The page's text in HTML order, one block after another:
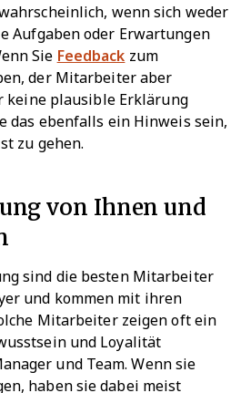
wenn sich weder
Aufgaben oder Erwartungen
Sie Feedback zum
der Mitarbeiter aber
keine plausible Erklärung
das ebenfalls ein Hinweis sein,
zu gehen.
von Ihnen und
sind die besten Mitarbeiter
und kommen mit ihren
Mitarbeiter zeigen oft ein
und Loyalität
und Team. Wenn sie
haben sie dabei meist